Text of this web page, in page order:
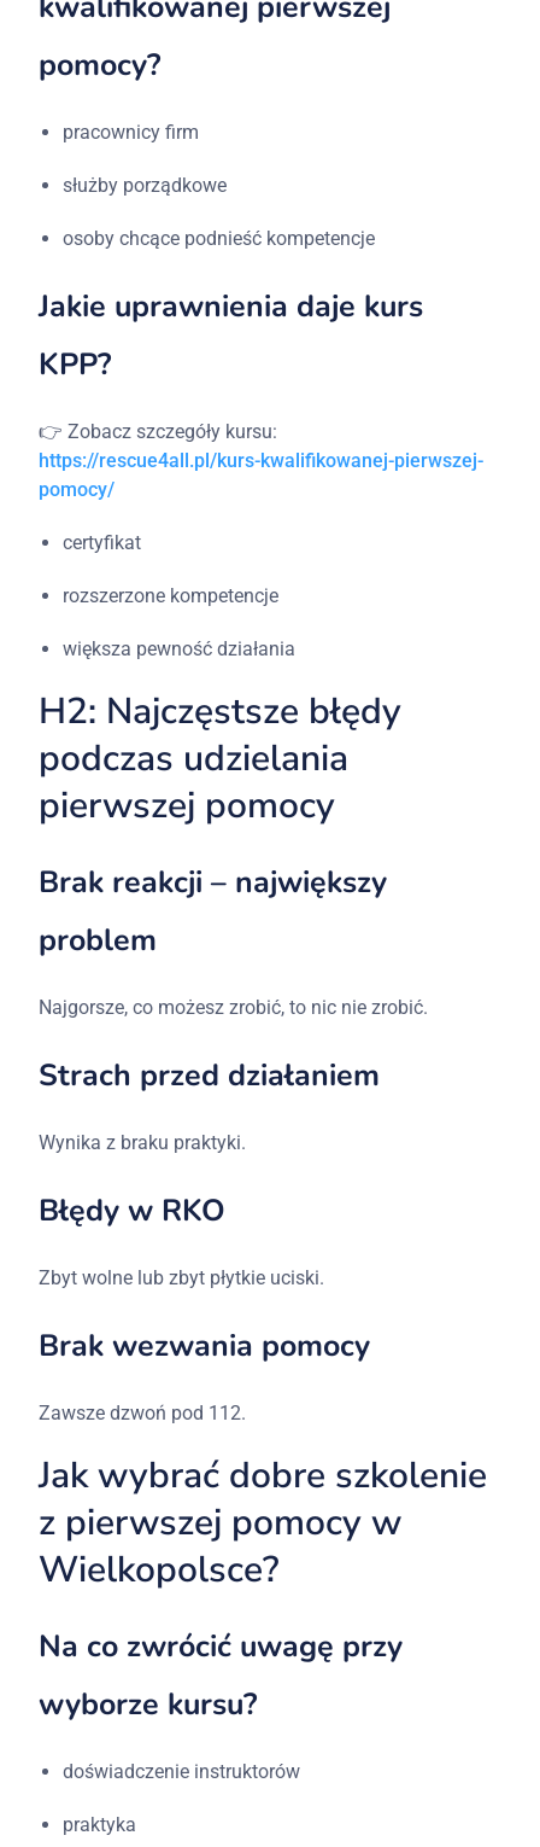
pomocy?
pracownicy firm
służby porządkowe
osoby chcące podnieść kompetencje
Jakie uprawnienia daje kurs
KPP?
👉 Zobacz szczegóły kursu:
https://rescue4all.pl/kurs-kwalifikowanej-pierwszej-
pomocy/
certyfikat
rozszerzone kompetencje
większa pewność działania
H2: Najczęstsze błędy
podczas udzielania
pierwszej pomocy
Brak reakcji – największy
problem
Najgorsze, co możesz zrobić, to nic nie zrobić.
Strach przed działaniem
Wynika z braku praktyki.
Błędy w RKO
Zbyt wolne lub zbyt płytkie uciski.
Brak wezwania pomocy
Zawsze dzwoń pod 112.
Jak wybrać dobre szkolenie
z pierwszej pomocy w
Wielkopolsce?
Na co zwrócić uwagę przy
wyborze kursu?
doświadczenie instruktorów
praktyka